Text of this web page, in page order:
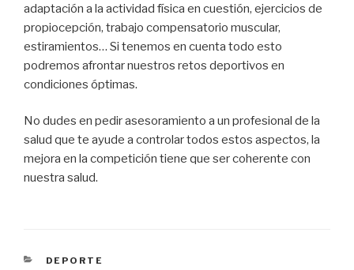
adaptación a la actividad física en cuestión, ejercicios de
propiocepción, trabajo compensatorio muscular,
estiramientos… Si tenemos en cuenta todo esto
podremos afrontar nuestros retos deportivos en
condiciones óptimas.
No dudes en pedir asesoramiento a un profesional de la
salud que te ayude a controlar todos estos aspectos, la
mejora en la competición tiene que ser coherente con
nuestra salud.
CATEGORÍAS
DEPORTE